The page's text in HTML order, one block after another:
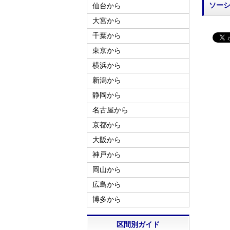
ソー
仙台から
大宮から
千葉から
東京から
横浜から
新潟から
静岡から
名古屋から
京都から
大阪から
神戸から
岡山から
広島から
博多から
区間別ガイド